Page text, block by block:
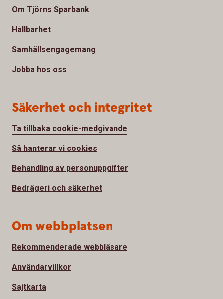
Om Tjörns Sparbank
Hållbarhet
Samhällsengagemang
Jobba hos oss
Säkerhet och integritet
Ta tillbaka cookie-medgivande
Så hanterar vi cookies
Behandling av personuppgifter
Bedrägeri och säkerhet
Om webbplatsen
Rekommenderade webbläsare
Användarvillkor
Sajtkarta